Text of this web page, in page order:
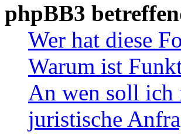
phpBB3
Wer hat diese
Warum ist
An wen soll ich
juristische